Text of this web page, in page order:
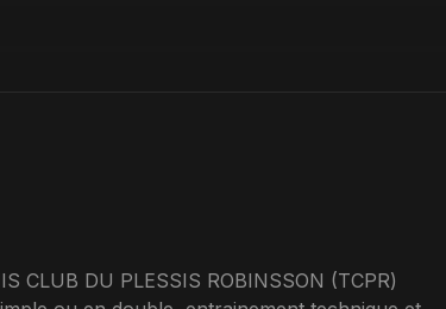
CLUB DU PLESSIS ROBINSSON (TCPR)